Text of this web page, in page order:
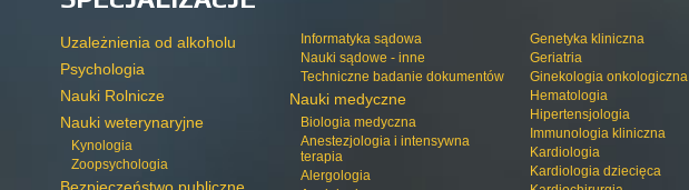
Uzależnienia od alkoholu
Psychologia
Nauki Rolnicze
Nauki weterynaryjne
Kynologia
Zoopsychologia
Informatyka sądowa
Nauki sądowe - inne
Techniczne badanie dokumentów
Nauki medyczne
Biologia medyczna
Anestezjologia i intensywna
terapia
Alergologia
Genetyka kliniczna
Geriatria
Ginekologia onkologiczna
Hematologia
Hipertensjologia
Immunologia kliniczna
Kardiologia
Kardiologia dziecięca